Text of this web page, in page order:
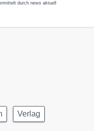
durch news aktuell
Verlag